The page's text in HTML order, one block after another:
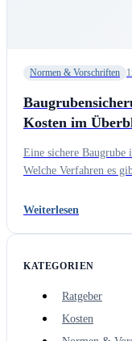
Normen & Vorschriften
Kosten im
Eine sichere
Welche Verfahren es
Weiterlesen
KATEGORIEN
Ratgeber
Kosten